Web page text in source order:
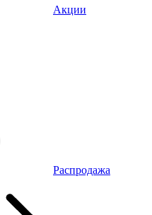
Акции
Распродажа